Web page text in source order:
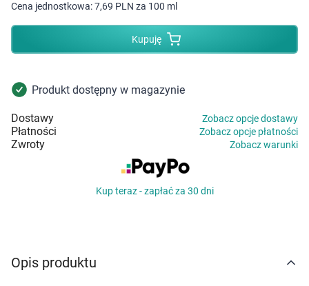
Higiena
Kosmetyki
Mężczyzna
Zdrowy styl życia
Sprzęt medyczny
Grupy produktowe
Cena jednostkowa:7,69 PLN za 100 ml
Kupuję
Produkt dostępny w magazynie
Dostawy Zobacz opcje dostawy
Płatności Zobacz opcje płatności
Zwroty Zobacz warunki
Kup teraz - zapłać za 30 dni
Opis produktu